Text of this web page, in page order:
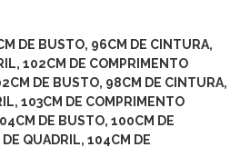
DE BUSTO, 96CM DE CINTURA,
102CM DE COMPRIMENTO
DE BUSTO, 98CM DE CINTURA,
103CM DE COMPRIMENTO
DE BUSTO, 100CM DE
QUADRIL, 104CM DE